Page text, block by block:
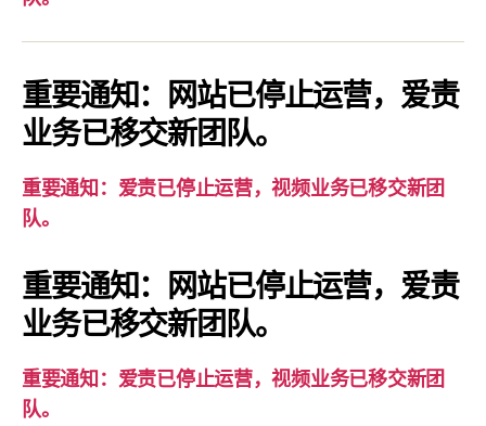
知：
爱
责
视
重要通知：网站已停止运营，爱责
业务已移交新团队。
重要通知：爱责已停止运营，视频业务已移交新团
队。
重要通知：网站已停止运营，爱责
业务已移交新团队。
重要通知：爱责已停止运营，视频业务已移交新团
队。